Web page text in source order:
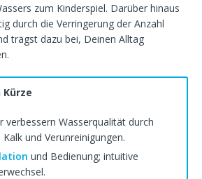
zum Kinderspiel. Darüber hinaus
durch die Verringerung der Anzahl
trägst dazu bei, Deinen Alltag
verbessern Wasserqualität durch
und Verunreinigungen.
und Bedienung; intuitive